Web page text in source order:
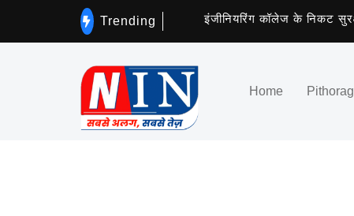
Trending इंजीनियरिंग कॉलेज के निकट सुरक्षा
Home